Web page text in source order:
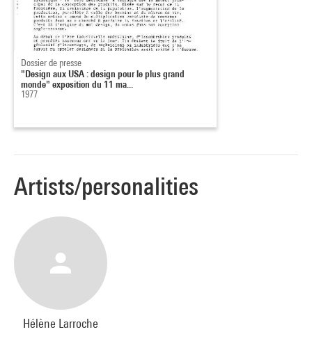
Dossier de presse
"Design aux USA : design pour le plus grand
monde" exposition du 11 ma...
1977
Artists/personalities
Hélène Larroche